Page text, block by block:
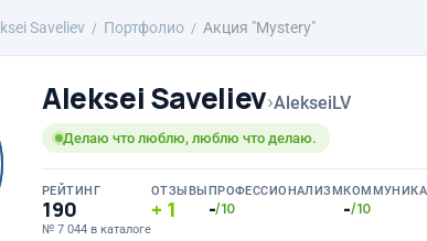
Saveliev Портфолио Акция "Mystery"
Aleksei Saveliev›AlekseiLV
Делаю что люблю, люблю что делаю.
РЕЙТИНГ
190
№ 7 044 в каталоге
ОТЗЫВЫ
1
ПРОФЕССИОНАЛИЗМ
-/10 -/10